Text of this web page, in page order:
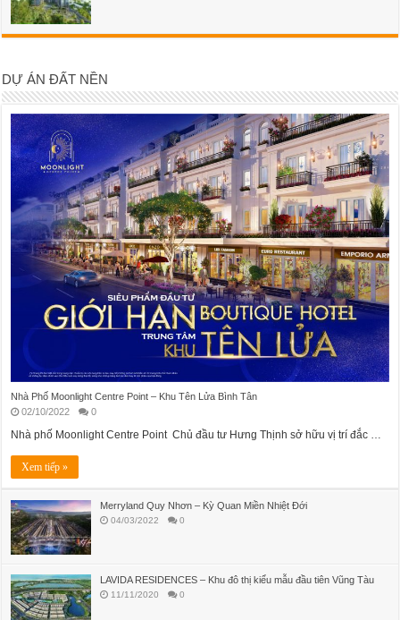
DỰ ÁN ĐẤT NỀN
Nhà Phố Moonlight Centre Point – Khu Tên Lửa Bình Tân
02/10/2022
0
Nhà phố Moonlight Centre Point Chủ đầu tư Hưng Thịnh sở hữu vị trí đắc …
Xem tiếp »
Merryland Quy Nhơn – Kỳ Quan Miền Nhiệt Đới
04/03/2022 0
LAVIDA RESIDENCES – Khu đô thị kiểu mẫu đầu tiên Vũng Tàu
11/11/2020 0